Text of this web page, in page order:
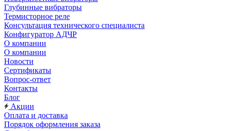
Глубинные вибраторы
Термисторное реле
Консультация технического специалиста
Конфигуратор АДЧР
О компании
О компании
Новости
Сертификаты
Вопрос-ответ
Контакты
Блог
Акции
Оплата и доставка
Порядок оформления заказа